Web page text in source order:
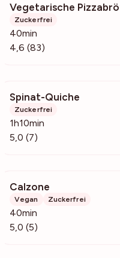
Vegetarische
Zuckerfrei
40min
4,6 (83)
Spinat-Quiche
Zuckerfrei
1h10min
5,0 (7)
Calzone
Vegan Zuckerfrei
40min
5,0 (5)